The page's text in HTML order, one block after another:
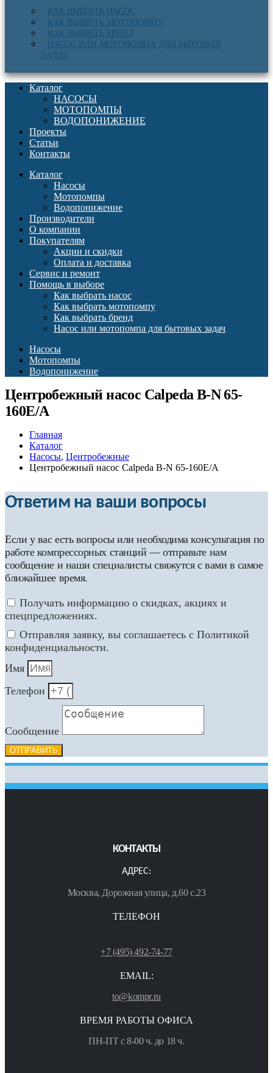
КАК ВЫБРАТЬ НАСОС
КАК ВЫБРАТЬ МОТОПОМПУ
КАК ВЫБРАТЬ БРЕНД
НАСОС ИЛИ МОТОПОМПА ДЛЯ БЫТОВЫХ
ЗАДАЧ
Каталог
НАСОСЫ
МОТОПОМПЫ
ВОДОПОНИЖЕНИЕ
Проекты
Статьи
Контакты
Каталог
Насосы
Мотопомпы
Водопонижение
Производители
О компании
Покупателям
Акции и скидки
Оплата и доставка
Сервис и ремонт
Помощь в выборе
Как выбрать насос
Как выбрать мотопомпу
Как выбрать бренд
Насос или мотопомпа для бытовых задач
Насосы
Мотопомпы
Водопонижение
Центробежный насос Calpeda B-N 65-
160E/A
Главная
Каталог
Насосы, Центробежные
Центробежный насос Calpeda B-N 65-160E/A
Ответим на ваши вопросы
Если у вас есть вопросы или необходима консультация по
работе компрессорных станций — отправьте нам
сообщение и наши специалисты свяжутся с вами в самое
ближайшее время.
Получать информацию о скидках, акциях и
спецпредложениях.
Отправляя заявку, вы соглашаетесь с Политикой
конфиденциальности.
Имя
Телефон
Сообщение
ОТПРАВИТЬ
КОНТАКТЫ
АДРЕС:
Москва, Дорожная улица, д.60 с.23
ТЕЛЕФОН
+7 (495) 492-74-77
EMAIL:
to@kompr.ru
ВРЕМЯ РАБОТЫ ОФИСА
ПН-ПТ с 8-00 ч. до 18 ч.